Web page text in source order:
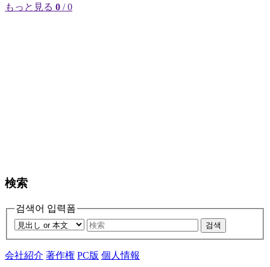
もっと見る 0 / 0
検索
검색어 입력폼
검색
会社紹介 著作権 PC版 個人情報